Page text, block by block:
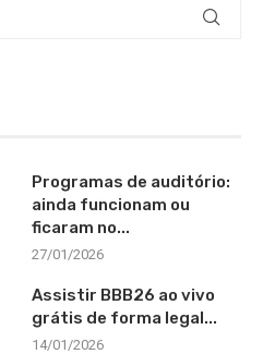
Programas de auditório:
ainda funcionam ou
ficaram no...
27/01/2026
Assistir BBB26 ao vivo
grátis de forma legal...
14/01/2026